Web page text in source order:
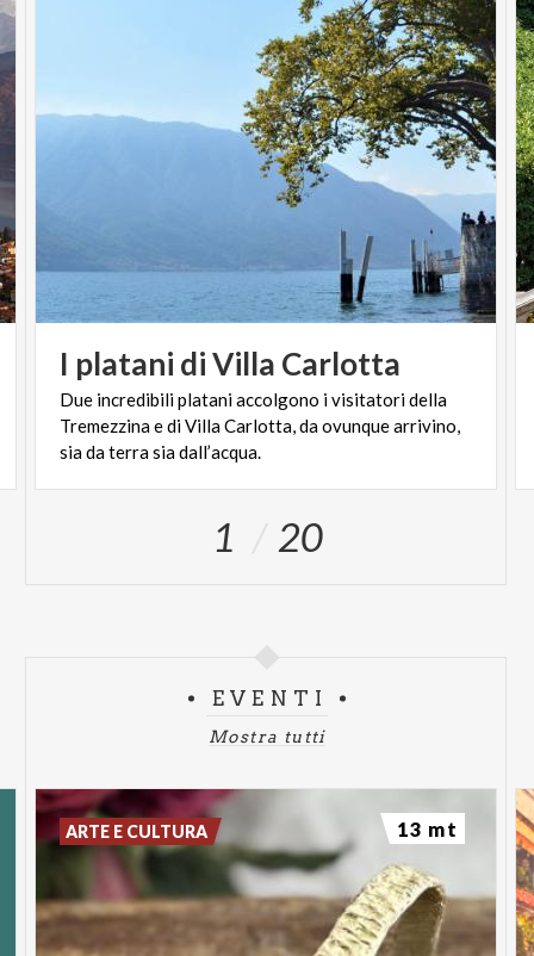
I platani diVilla Carlotta
Due incredibili platani accolgono i visitatori della
Tremezzina e di Villa Carlotta, da ovunque arrivino,
sia da terra sia dall’acqua.
1 20
EVENTI
Mostra tutti
ARTE E CULTURA 13 mt